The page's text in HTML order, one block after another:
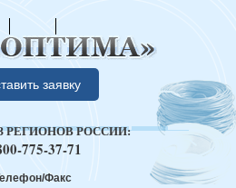
заявку
Факс
РЕГИОНОВ РОССИИ:
775-37-71